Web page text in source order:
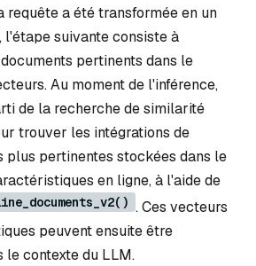
requête a été transformée en un
l'étape suivante consiste à
pertinents dans le
Au moment de l'inférence,
de la recherche de similarité
trouver les intégrations de
plus pertinentes stockées dans le
en ligne, à l'aide de
. Ces vecteurs
peuvent ensuite être
le contexte du LLM.